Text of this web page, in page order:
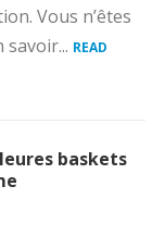
Vous n’êtes
READ
baskets